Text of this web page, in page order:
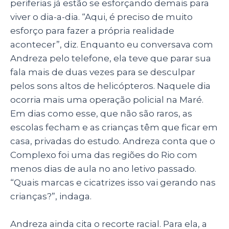
periferias já estão se esforçando demais para
viver o dia-a-dia. “Aqui, é preciso de muito
esforço para fazer a própria realidade
acontecer”, diz. Enquanto eu conversava com
Andreza pelo telefone, ela teve que parar sua
fala mais de duas vezes para se desculpar
pelos sons altos de helicópteros. Naquele dia
ocorria mais uma operação policial na Maré.
Em dias como esse, que não são raros, as
escolas fecham e as crianças têm que ficar em
casa, privadas do estudo. Andreza conta que o
Complexo foi uma das regiões do Rio com
menos dias de aula no ano letivo passado.
“Quais marcas e cicatrizes isso vai gerando nas
crianças?”, indaga.
Andreza ainda cita o recorte racial. Para ela, a